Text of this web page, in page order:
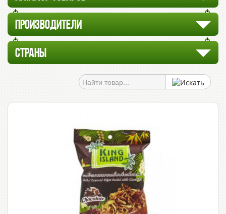
ПРОИЗВОДИТЕЛИ
СТРАНЫ